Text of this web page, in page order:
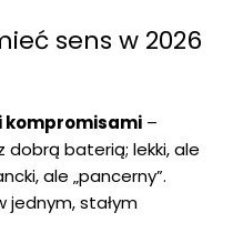
sens w 2026
kompromisami –
dobrą baterią; lekki, ale
ale „pancerny”.
jednym, stałym